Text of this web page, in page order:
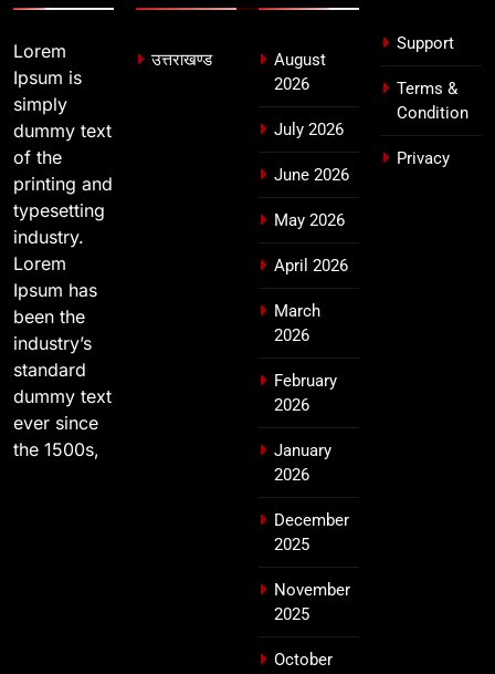
Lorem
Ipsum is
simply
dummy text
of the
printing and
typesetting
industry.
Lorem
Ipsum has
been the
industry’s
standard
dummy text
ever since
the 1500s,
उत्तराखण्ड
August
2026
July 2026
June 2026
May 2026
April 2026
March
2026
February
2026
January
2026
December
2025
November
2025
October
Support
Terms &
Condition
Privacy